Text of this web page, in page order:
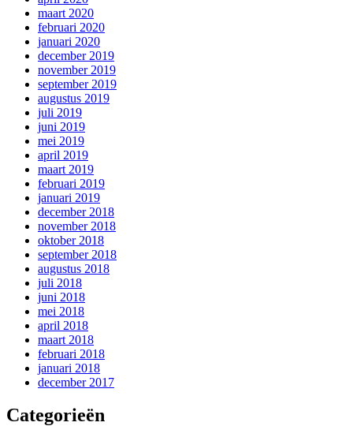
maart 2020
februari 2020
januari 2020
december 2019
november 2019
september 2019
augustus 2019
juli 2019
juni 2019
mei 2019
april 2019
maart 2019
februari 2019
januari 2019
december 2018
november 2018
oktober 2018
september 2018
augustus 2018
juli 2018
juni 2018
mei 2018
april 2018
maart 2018
februari 2018
januari 2018
december 2017
Categorieën